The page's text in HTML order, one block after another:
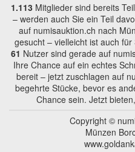
1.113 Mitglieder sind bereits
– werden auch Sie ein Teil
auf numisauktion.ch nach
gesucht – vielleicht ist auch
61 Nutzer sind gerade auf
Ihre Chance auf ein echtes
bereit – jetzt zuschlagen auf
begehrte Stücke, bevor es
Chance sein. Jetzt
Copyright ©
Münzen